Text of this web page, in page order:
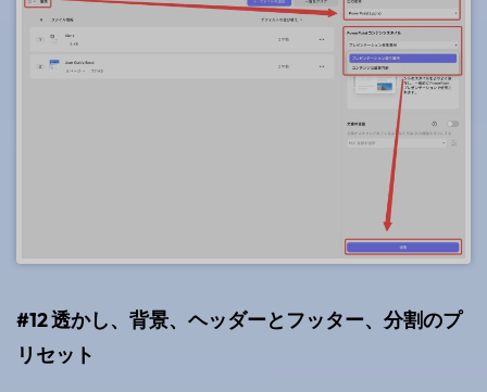
#12 透かし、背景、ヘッダーとフッター、分割のプ
リセット